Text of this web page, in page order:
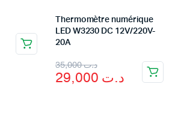
Thermomètre numérique
LED W3230 DC 12V/220V-
20A
د.ت35,000
Original
price
د.ت
Current
price